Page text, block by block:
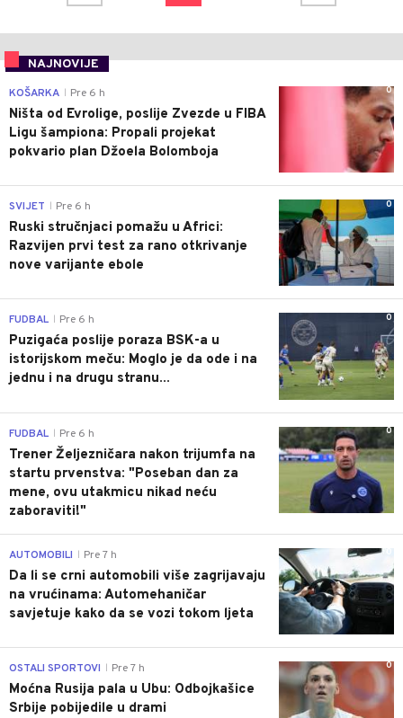
NAJNOVIJE
0
KOŠARKA Pre 6 h
Ništa od Evrolige, poslije Zvezde u FIBA
Ligu šampiona: Propali projekat
pokvario plan Džoela Bolomboja
0
SVIJET Pre 6 h
Ruski stručnjaci pomažu u Africi:
Razvijen prvi test za rano otkrivanje
nove varijante ebole
0
FUDBAL Pre 6 h
Puzigaća poslije poraza BSK-a u
istorijskom meču: Moglo je da ode i na
jednu i na drugu stranu...
0
FUDBAL Pre 6 h
Trener Željezničara nakon trijumfa na
startu prvenstva: "Poseban dan za
mene, ovu utakmicu nikad neću
zaboraviti!"
AUTOMOBILI Pre 7 h
Da li se crni automobili više zagrijavaju
na vrućinama: Automehaničar
savjetuje kako da se vozi tokom ljeta
0
OSTALI SPORTOVI Pre 7 h
Moćna Rusija pala u Ubu: Odbojkašice
Srbije pobijedile u drami